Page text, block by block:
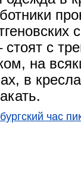
стоят с
на
в
час